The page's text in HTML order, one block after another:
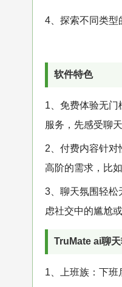
4、探索不同类型
软件特色
1、免费体验无
服务，先感受聊
2、付费内容针
高阶的需求，比
3、聊天氛围轻松
虑社交中的尴尬
TruMate ai聊
1、上班族：下班